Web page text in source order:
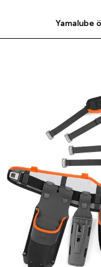
Yamalube